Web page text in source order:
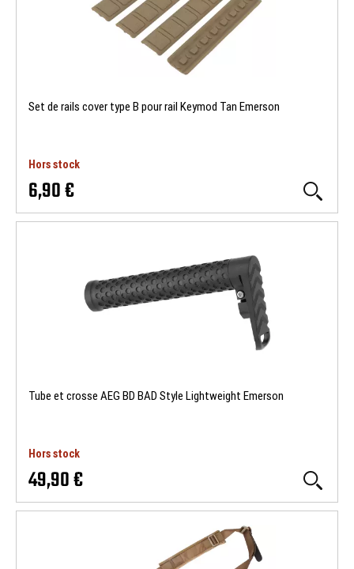
Set de rails cover type B pour rail Keymod Tan Emerson
Hors stock
6,90 €
Tube et crosse AEG BD BAD Style Lightweight Emerson
Hors stock
49,90 €